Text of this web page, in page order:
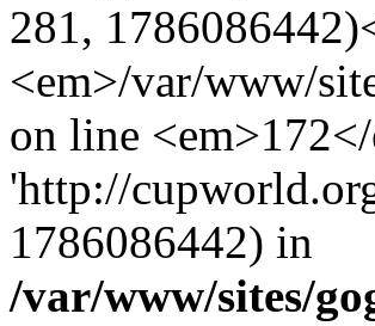
281,
<em>/var/www/
on line
'http://
1786086442) in
/var/www/sites/